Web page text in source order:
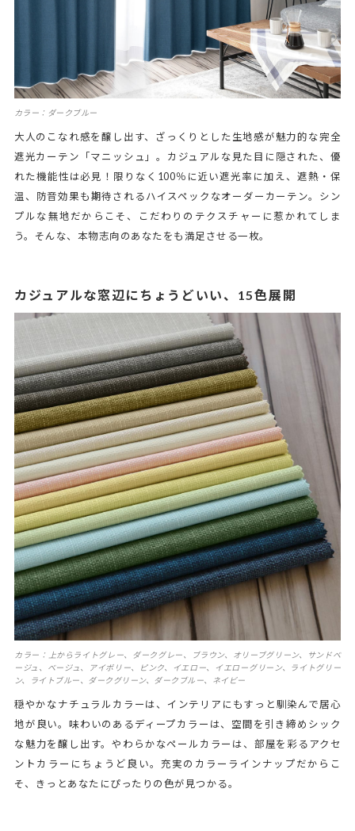
カラー：ダークブルー
大人のこなれ感を醸し出す、ざっくりとした生地感が魅力的な完全
遮光カーテン「マニッシュ」。カジュアルな見た目に隠された、優
れた機能性は必見！限りなく100％に近い遮光率に加え、遮熱・保
温、防音効果も期待されるハイスペックなオーダーカーテン。シン
プルな無地だからこそ、こだわりのテクスチャーに惹かれてしま
う。そんな、本物志向のあなたをも満足させる一枚。
カジュアルな窓辺にちょうどいい、15色展開
カラー：上からライトグレー、ダークグレー、ブラウン、オリーブグリーン、サンドベ
ージュ、ベージュ、アイボリー、ピンク、イエロー、イエローグリーン、ライトグリー
ン、ライトブルー、ダークグリーン、ダークブルー、ネイビー
穏やかなナチュラルカラーは、インテリアにもすっと馴染んで居心
地が良い。味わいのあるディープカラーは、空間を引き締めシック
な魅力を醸し出す。やわらかなペールカラーは、部屋を彩るアクセ
ントカラーにちょうど良い。充実のカラーラインナップだからこ
そ、きっとあなたにぴったりの色が見つかる。